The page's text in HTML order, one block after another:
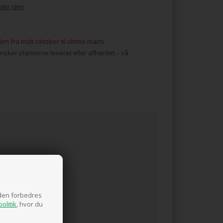
forbedres
, hvor du
igen
fra midt oktober til ultimo marts.
planterne leveret eller afhentet – så